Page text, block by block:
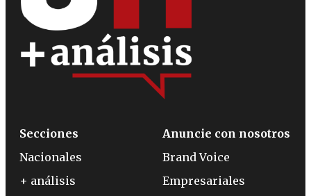
Secciones
Nacionales
+ análisis
Anuncie con nosotros
Brand Voice
Empresariales